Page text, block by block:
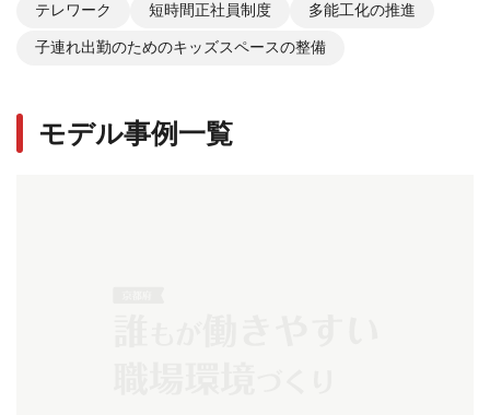
テレワーク 短時間正社員制度 多能工化の推進
子連れ出勤のためのキッズスペースの整備
モデル事例一覧